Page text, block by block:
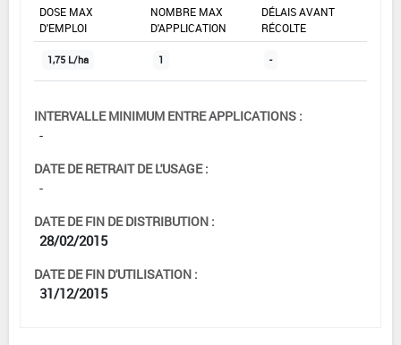
DOSE MAX
D'EMPLOI
NOMBRE MAX
D'APPLICATION
DÉLAIS AVANT
RÉCOLTE
1,75 L/ha 1 -
INTERVALLE MINIMUM ENTRE APPLICATIONS :
-
DATE DE RETRAIT DE L'USAGE :
-
DATE DE FIN DE DISTRIBUTION :
28/02/2015
DATE DE FIN D'UTILISATION :
31/12/2015